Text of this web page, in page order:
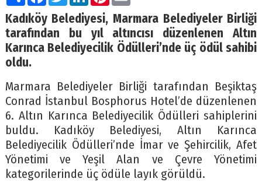
Kadıköy Belediyesi, Marmara Belediyeler Birliği
tarafından bu yıl altıncısı düzenlenen Altın
Karınca Belediyecilik Ödülleri’nde üç ödül sahibi
oldu.
Marmara Belediyeler Birliği tarafından Beşiktaş
Conrad İstanbul Bosphorus Hotel’de düzenlenen
6. Altın Karınca Belediyecilik Ödülleri sahiplerini
buldu. Kadıköy Belediyesi, Altın Karınca
Belediyecilik Ödülleri’nde İmar ve Şehircilik, Afet
Yönetimi ve Yeşil Alan ve Çevre Yönetimi
kategorilerinde üç ödüle layık görüldü.